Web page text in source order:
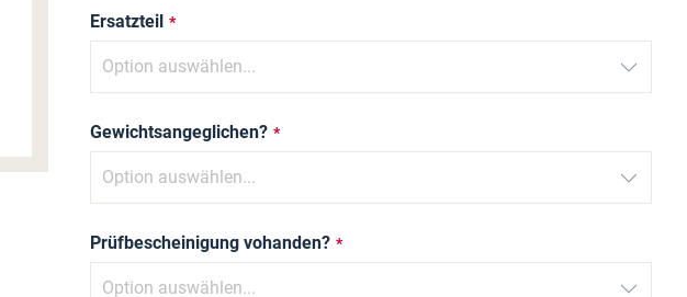
Ersatzteil
Gewichtsangeglichen?
Prüfbescheinigung vohanden?